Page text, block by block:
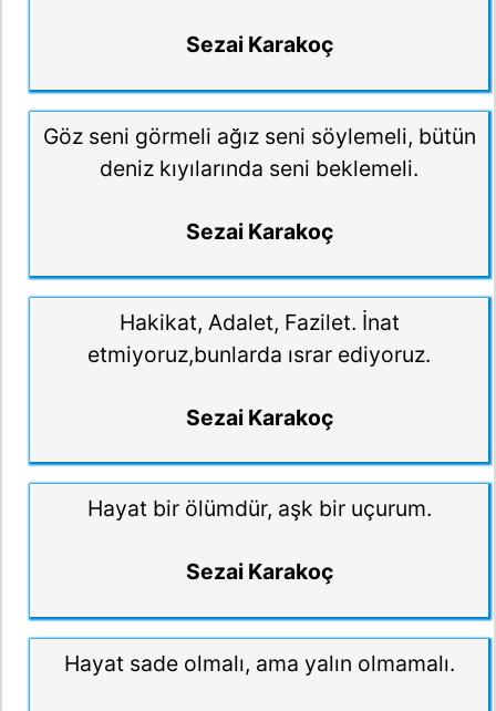
Sezai Karakoç
Göz seni görmeli ağız seni söylemeli, bütün
deniz kıyılarında seni beklemeli.
Sezai Karakoç
Hakikat, Adalet, Fazilet. İnat
etmiyoruz,bunlarda ısrar ediyoruz.
Sezai Karakoç
Hayat bir ölümdür, aşk bir uçurum.
Sezai Karakoç
Hayat sade olmalı, ama yalın olmamalı.